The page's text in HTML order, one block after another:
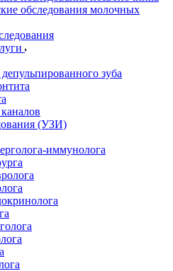
обследования молочных
зуба
(УЗИ)
иммунолога